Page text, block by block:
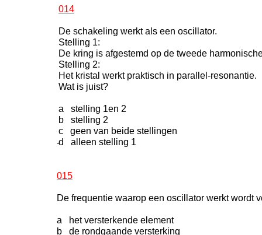
014
De schakeling werkt als een oscillator.
Stelling 1:
De kring is afgestemd op de tweede
Stelling 2:
Het kristal werkt praktisch in parallel-resonantie.
Wat is juist?
a stelling 1en 2
b stelling 2
c geen van beide stellingen
d alleen stelling 1
-
015
De frequentie waarop een oscillator werkt wordt
a het versterkende element
b de rondgaande versterking